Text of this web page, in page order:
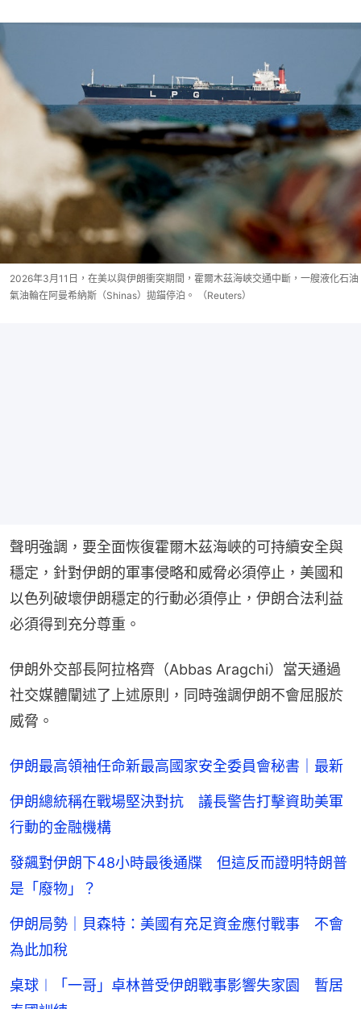
2026年3月11日，在美以與伊朗衝突期間，霍爾木茲海峽交通中斷，一艘液化石油
氣油輪在阿曼希納斯（Shinas）拋錨停泊。 （Reuters）
聲明強調，要全面恢復霍爾木茲海峽的可持續安全與
穩定，針對伊朗的軍事侵略和威脅必須停止，美國和
以色列破壞伊朗穩定的行動必須停止，伊朗合法利益
必須得到充分尊重。
伊朗外交部長阿拉格齊（Abbas Aragchi）當天通過
社交媒體闡述了上述原則，同時強調伊朗不會屈服於
威脅。
伊朗最高領袖任命新最高國家安全委員會秘書｜最新
伊朗總統稱在戰場堅決對抗 議長警告打擊資助美軍
行動的金融機構
發飆對伊朗下48小時最後通牒 但這反而證明特朗普
是「廢物」？
伊朗局勢｜貝森特：美國有充足資金應付戰事 不會
為此加稅
桌球︱「一哥」卓林普受伊朗戰事影響失家園 暫居